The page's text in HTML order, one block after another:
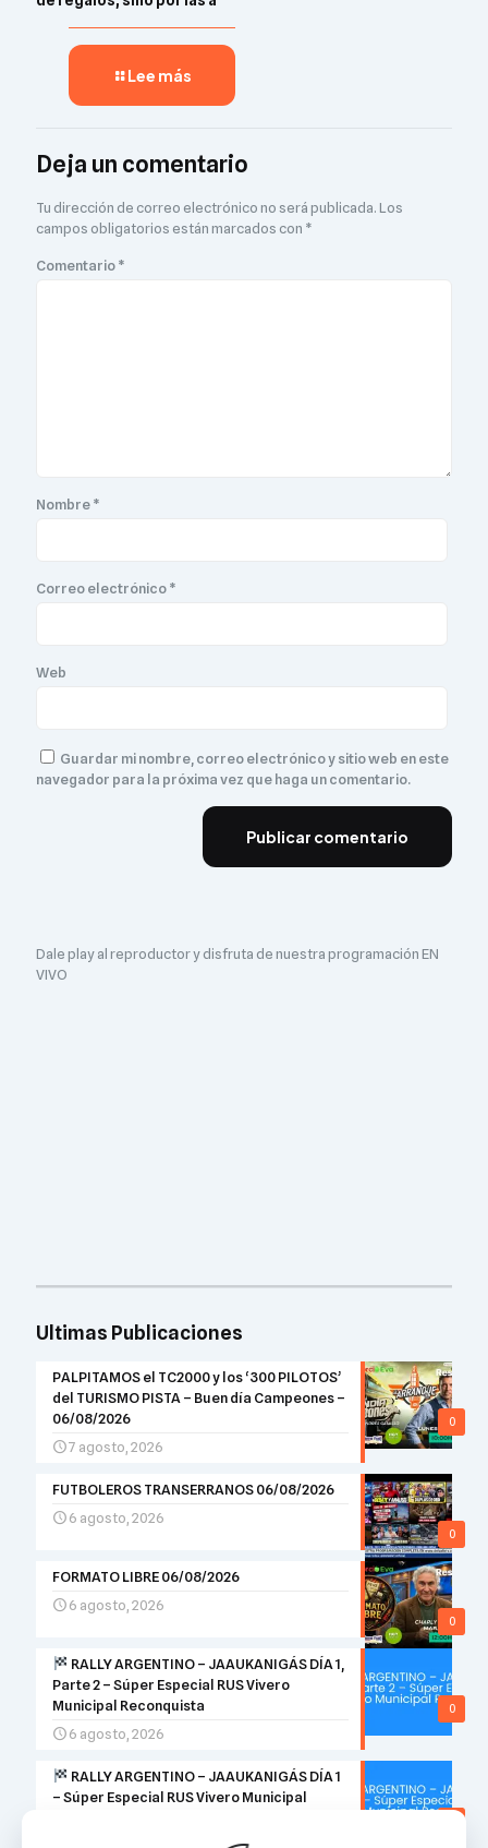
Lee más
Deja un comentario
Tu dirección de correo electrónico no será publicada.Los
campos obligatorios están marcados con *
Comentario*
Nombre*
Correo electrónico*
Web
Guardar mi nombre, correo electrónico y sitio web en este
navegador para la próxima vez que haga un comentario.
Dale play al reproductor y disfruta de nuestra programación EN
VIVO
Ultimas Publicaciones
0
PALPITAMOS el TC2000 y los ‘300 PILOTOS’
del TURISMO PISTA – Buen día Campeones –
06/08/2026
7 agosto, 2026
0
FUTBOLEROS TRANSERRANOS 06/08/2026
6 agosto, 2026
0
FORMATO LIBRE 06/08/2026
6 agosto, 2026
0
RALLY ARGENTINO – JAAUKANIGÁS DÍA 1,
Parte 2 – Súper Especial RUS Vivero
Municipal Reconquista
6 agosto, 2026
RALLY ARGENTINO – JAAUKANIGÁS DÍA 1
– Súper Especial RUS Vivero Municipal